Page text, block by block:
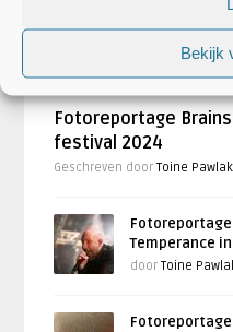
Bekijk
Fotoreportage
festival 2024
Geschreven doorToine Pawlak
Temperance
doorToine